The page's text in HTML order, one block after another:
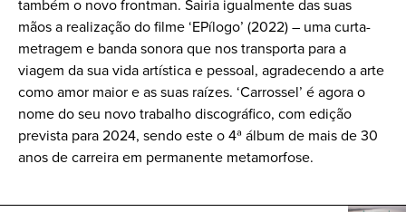
também o novo frontman. Sairia igualmente das suas
mãos a realização do filme ‘EPílogo’ (2022) – uma curta-
metragem e banda sonora que nos transporta para a
viagem da sua vida artística e pessoal, agradecendo a arte
como amor maior e as suas raízes. ‘Carrossel’ é agora o
nome do seu novo trabalho discográfico, com edição
prevista para 2024, sendo este o 4ª álbum de mais de 30
anos de carreira em permanente metamorfose.